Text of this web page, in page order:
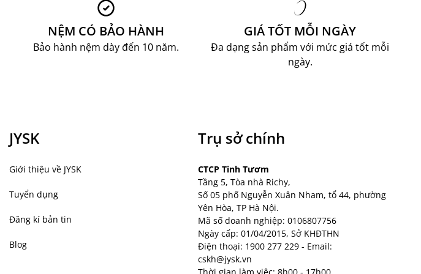
NỆM CÓ BẢO HÀNH
Bảo hành nệm dày đến 10 năm.
GIÁ TỐT MỖI NGÀY
Đa dạng sản phẩm với mức giá tốt mỗi
ngày.
JYSK
Giới thiệu về JYSK
Tuyển dụng
Đăng kí bản tin
Blog
Trụ sở chính
CTCP Tinh Tươm
Tầng 5, Tòa nhà Richy,
Số 05 phố Nguyễn Xuân Nham, tổ 44, phường
Yên Hòa, TP Hà Nội.
Mã số doanh nghiệp: 0106807756
Ngày cấp: 01/04/2015, Sở KHĐTHN
Điện thoại: 1900 277 229- Email:
cskh@jysk.vn